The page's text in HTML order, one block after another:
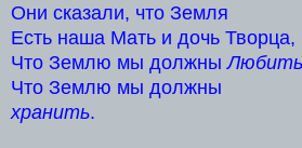
Они сказали, что Земля
Есть наша Мать и дочь Творца,
Что Землю мы должныЛюбить
Что Землю мы должны
хранить